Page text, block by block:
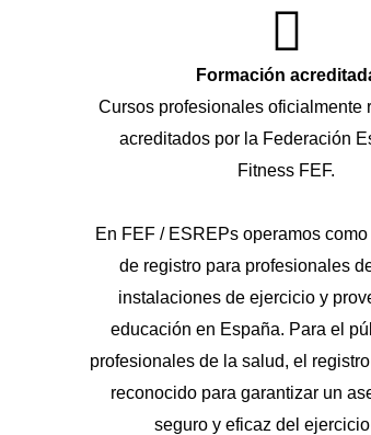
Formación
Cursos profesionales oficialmente
acreditados por la Federación
Fitness FEF.
En FEF / ESREPs operamos
de registro para profesionales
instalaciones de ejercicio y
educación en España. Para el
profesionales de la salud, el
reconocido para garantizar un
seguro y eficaz del